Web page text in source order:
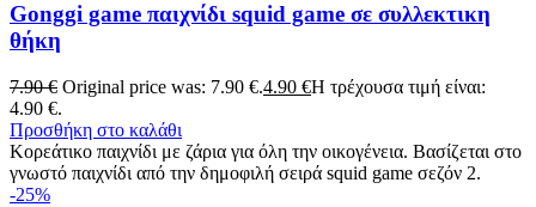
Gonggi game παιχνίδι squid game σε συλλεκτικη
θήκη
7.90€ Original price was: 7.90 €.4.90 €Η τρέχουσα τιμή είναι:
4.90 €.
Προσθήκη στο καλάθι
Κορεάτικο παιχνίδι με ζάρια για όλη την οικογένεια. Βασίζεται στο
γνωστό παιχνίδι από την δημοφιλή σειρά squid game σεζόν 2.
-25%